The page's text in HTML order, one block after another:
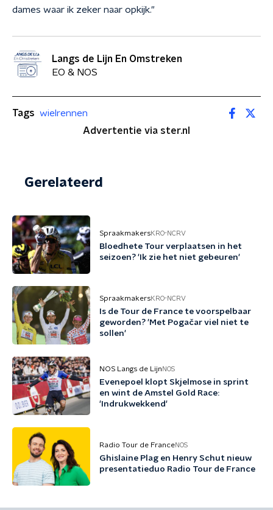
dames waar ik zeker naar opkijk."
Langs de Lijn En Omstreken
EO & NOS
Tags wielrennen
Advertentie via ster.nl
Gerelateerd
SpraakmakersKRO-NCRV
Bloedhete Tour verplaatsen in het
seizoen? 'Ik zie het niet gebeuren'
SpraakmakersKRO-NCRV
Is de Tour de France te voorspelbaar
geworden? 'Met Pogačar viel niet te
sollen'
NOS Langs de Lijn NOS
Evenepoel klopt Skjelmose in sprint
en wint de Amstel Gold Race:
'Indrukwekkend'
Radio Tour de FranceNOS
Ghislaine Plag en Henry Schut nieuw
presentatieduo Radio Tour de France